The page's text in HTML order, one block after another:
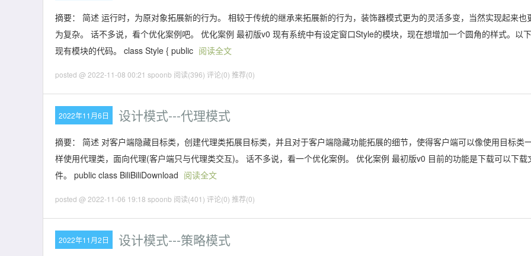
摘要： 简述 运行时，为原对象拓展新的行为。 相较于传统的继承来拓展新的行为，装饰器模式更为的灵活多变，当然实现起来也
为复杂。 话不多说，看个优化案例吧。 优化案例 最初版v0 现有系统中有设定窗口Style的模块，现在想增加一个圆角的样式。以
现有模块的代码。 class Style { public 阅读全文
posted @ 2022-11-08 00:21 spoonb 阅读(396) 评论(0) 推荐(0)
2022年11月6日 设计模式---代理模式
摘要： 简述 对客户端隐藏目标类，创建代理类拓展目标类，并且对于客户端隐藏功能拓展的细节，使得客户端可以像使用目标类
样使用代理类，面向代理(客户端只与代理类交互)。 话不多说，看一个优化案例。 优化案例 最初版v0 目前的功能是下载可以下载
件。 public class BiliBiliDownload 阅读全文
posted @ 2022-11-06 19:18 spoonb 阅读(401) 评论(0) 推荐(0)
2022年11月2日 设计模式---策略模式